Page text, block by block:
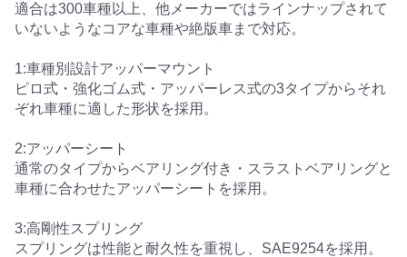
適合は300車種以上、他メーカーではラインナップされて
いないようなコアな車種や絶版車まで対応。
1:車種別設計アッパーマウント
ピロ式・強化ゴム式・アッパーレス式の3タイプからそれ
ぞれ車種に適した形状を採用。
2:アッパーシート
通常のタイプからベアリング付き・スラストベアリングと
車種に合わせたアッパーシートを採用。
3:高剛性スプリング
スプリングは性能と耐久性を重視し、SAE9254を採用。